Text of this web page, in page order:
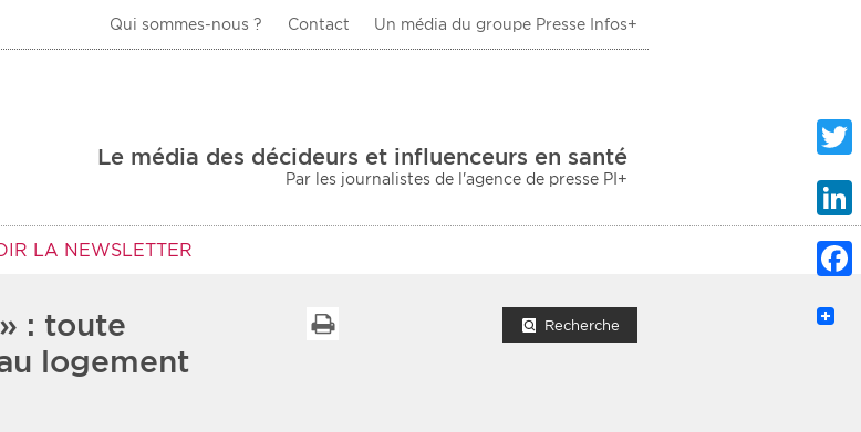
Qui sommes-nous ? Contact Un média du groupe Presse Infos+
Le média des décideurs et influenceurs en santé
Par les journalistes de l'agence de presse PI+
LA NEWSLETTER
: toute
logement
Recherche